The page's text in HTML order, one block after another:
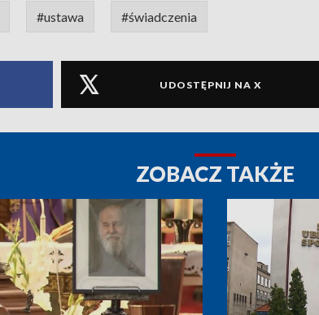
#ustawa #świadczenia
UDOSTĘPNIJ NA X
ZOBACZ TAKŻE